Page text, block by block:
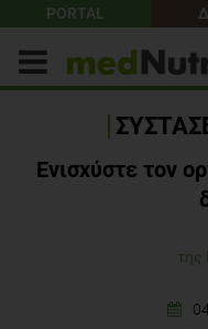
PORTAL
Ενισχύστε τον
της